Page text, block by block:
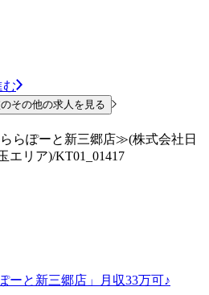
む
その他の求人を見る
らぽーと新三郷店≫(株式会社日
エリア)/KT01_01417
ーと新三郷店」月収33万可♪